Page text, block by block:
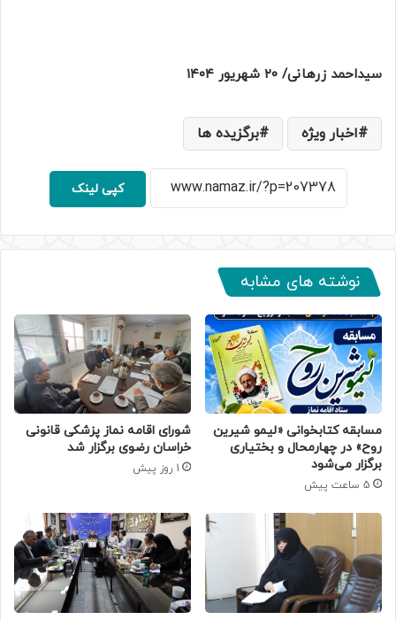
سیداحمد زرهانی/ ۲۰ شهریور ۱۴۰۴
اخبار ویژه برگزیده ها
کپی لینک
نوشته های مشابه
مسابقه کتابخوانی «لیمو شیرین
روح» در چهارمحال و بختیاری
برگزار می‌شود
5 ساعت پیش
شورای اقامه نماز پزشکی قانونی
خراسان رضوی برگزار شد
1 روز پیش